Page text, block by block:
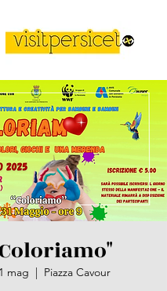
mag
  |
Piazza Cavour